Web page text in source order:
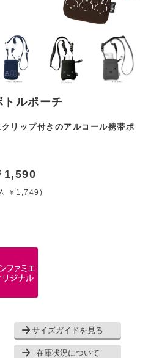
ルポーチ
リップ付きのアルコール携帯ポ
1,590
￥1,749)
サイズガイドを見る
在庫状況について